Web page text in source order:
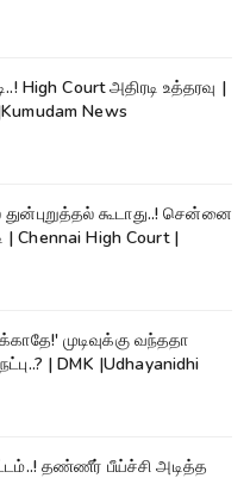
High Court அதிரடி உத்தரவு |
News
கூடாது..! சென்னை
| Chennai High Court |
முடிவுக்கு வந்ததா
| DMK |Udhayanidhi
தண்ணீர் பீய்ச்சி அடித்த